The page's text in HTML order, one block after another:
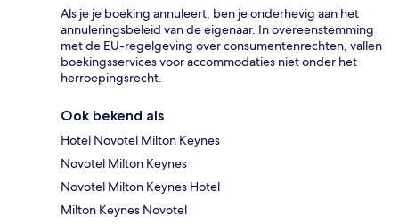
Als je je boeking annuleert, ben je onderhevig aan het
annuleringsbeleid van de eigenaar. In overeenstemming
met de EU-regelgeving over consumentenrechten, vallen
boekingsservices voor accommodaties niet onder het
herroepingsrecht.
Ook bekend als
Hotel Novotel Milton Keynes
Novotel Milton Keynes
Novotel Milton Keynes Hotel
Milton Keynes Novotel